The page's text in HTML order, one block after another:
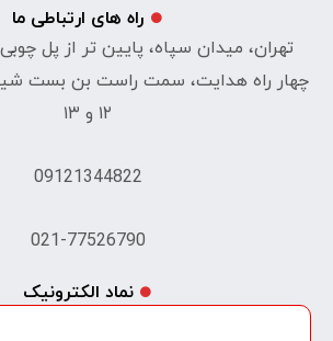
راه های ارتباطی ما
تهران، میدان سپاه، پایین تر از پل
۱۲ و ۱۳
09121344822
021-77526790
نماد الکترونیک